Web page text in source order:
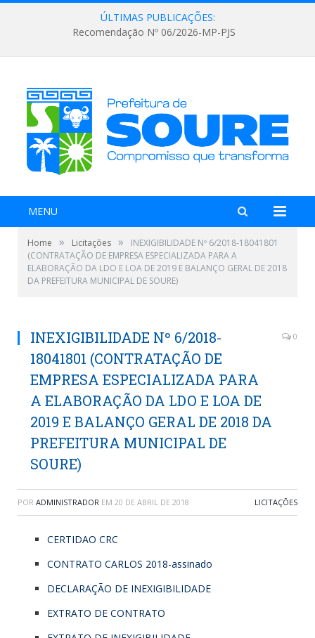
ÚLTIMAS PUBLICAÇÕES:
Recomendação Nº 06/2026-MP-PJS
MENU
Home » Licitações »
INEXIGIBILIDADE Nº 6/2018-18041801
(CONTRATAÇÃO DE EMPRESA ESPECIALIZADA PARA A
ELABORAÇÃO DA LDO E LOA DE 2019 E BALANÇO GERAL DE 2018
DA PREFEITURA MUNICIPAL DE SOURE)
INEXIGIBILIDADE Nº 6/2018-
18041801 (CONTRATAÇÃO DE
EMPRESA ESPECIALIZADA PARA
A ELABORAÇÃO DA LDO E LOA DE
2019 E BALANÇO GERAL DE 2018 DA
PREFEITURA MUNICIPAL DE
SOURE)
0
POR ADMINISTRADOR EM 20 DE ABRIL DE 2018 LICITAÇÕES
CERTIDAO CRC
CONTRATO CARLOS 2018-assinado
DECLARAÇÃO DE INEXIGIBILIDADE
EXTRATO DE CONTRATO